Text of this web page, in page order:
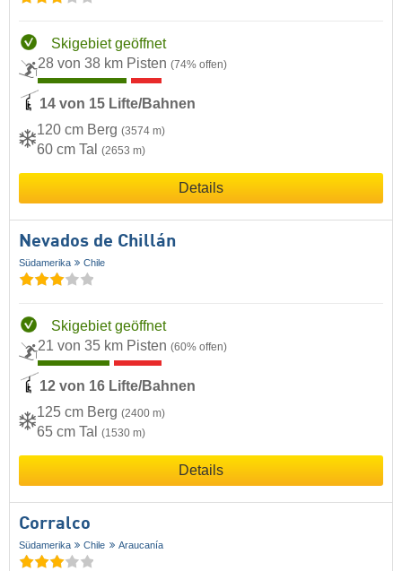
Skigebiet geöffnet
28 von 38 km Pisten (74% offen)
14 von 15 Lifte/Bahnen
120 cm Berg (3574 m)
60 cm Tal (2653 m)
Details
Nevados de Chillán
Südamerika Chile
Skigebiet geöffnet
21 von 35 km Pisten (60% offen)
12 von 16 Lifte/Bahnen
125 cm Berg (2400 m)
65 cm Tal (1530 m)
Details
Corralco
Südamerika Chile Araucanía